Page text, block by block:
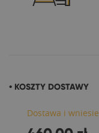
• KOSZTY DOSTAWY
Dostawa i